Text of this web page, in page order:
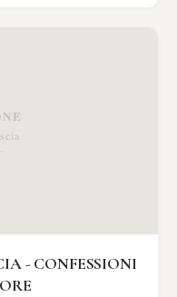
- CONFESSIONI